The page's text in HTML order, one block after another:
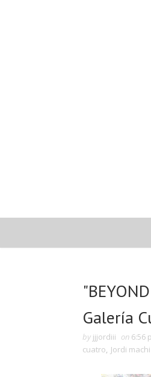
Galería
by jjjordiii on 6:56
cuatro, Jordi machi